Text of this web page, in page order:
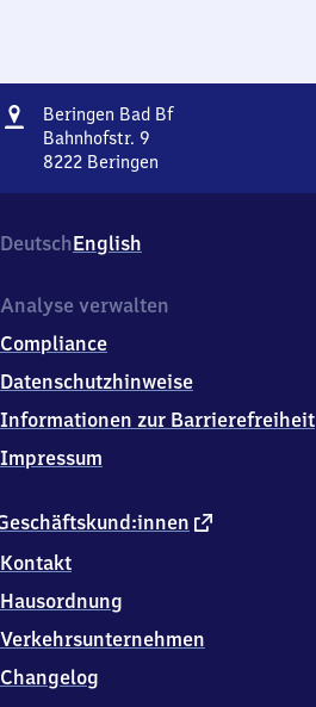
Adresse
Beringen Bad BfBeringen
Bahnhofstr. 9
8222 Beringen
d
Bahnhof,
9,
2
2
Beringen
DeutschEnglish
externer
Kontakt
Hausordnung
Verkehrsunternehmen
Changelog
Analyse verwalten
Compliance
Datenschutzhinweise
Informationen zur Barrierefreiheit
Impressum